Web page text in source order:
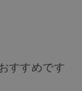
すすめです